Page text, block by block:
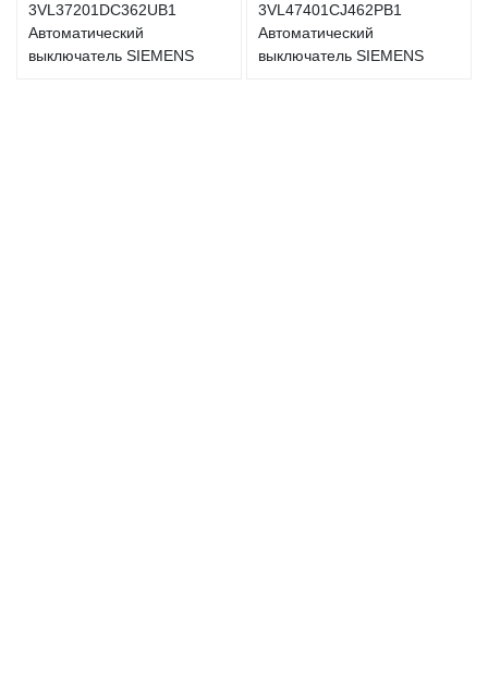
3VL37201DC362UB1
Автоматический
выключатель SIEMENS
3VL47401CJ462PB1
Автоматический
выключатель SIEMENS